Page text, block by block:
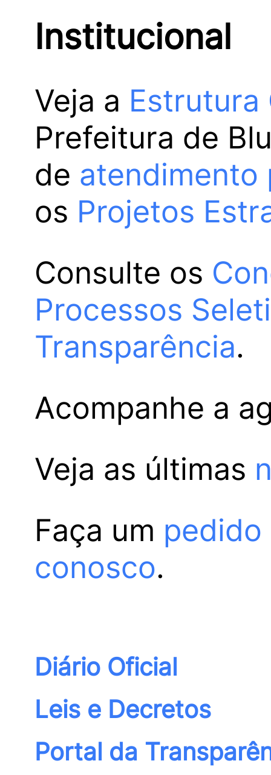
Institucional
Veja a Estrutura
Prefeitura de
de atendimento
os Projetos
Consulte os
Processos
Transparência.
Acompanhe a
Veja as últimas
Faça um pedido
conosco.
Diário Oficial
Leis e Decretos
Portal da